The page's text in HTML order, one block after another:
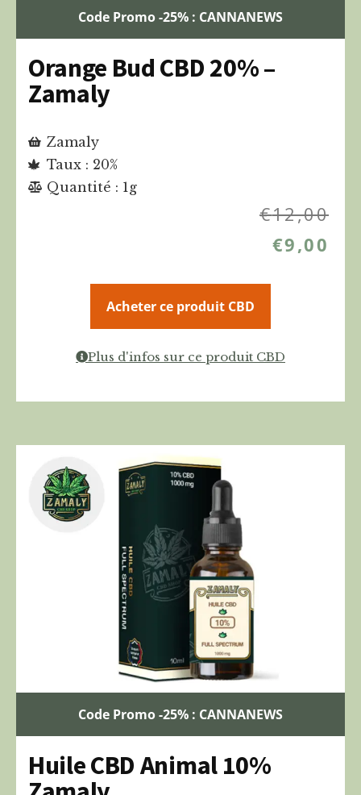
Code Promo -25% : CANNANEWS
Orange Bud CBD 20% –
Zamaly
Zamaly
Taux : 20%
Quantité : 1g
€12,00
€9,00
Acheter ce produit CBD
Plus d'infos sur ce produit CBD
Code Promo -25% : CANNANEWS
Huile CBD Animal 10%